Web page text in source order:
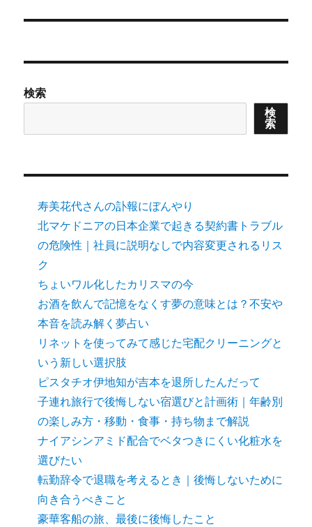
検索
検
索
寿美花代さんの訃報にぼんやり
北マケドニアの日本企業で起きる契約書トラブル
の危険性｜社員に説明なしで内容変更されるリス
ク
ちょいワル化したカリスマの今
お酒を飲んで記憶をなくす夢の意味とは？不安や
本音を読み解く夢占い
リネットを使ってみて感じた宅配クリーニングと
いう新しい選択肢
ピスタチオ伊地知が吉本を退所したんだって
子連れ旅行で後悔しない宿選びと計画術｜年齢別
の楽しみ方・移動・食事・持ち物まで解説
ナイアシンアミド配合でベタつきにくい化粧水を
選びたい
転勤辞令で退職を考えるとき｜後悔しないために
向き合うべきこと
豪華客船の旅、最後に後悔したこと